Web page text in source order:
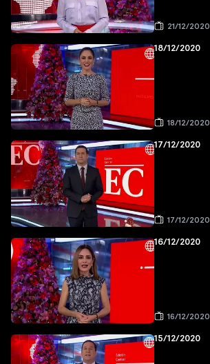
21/12/2020
18/12/2020
18/12/2020
17/12/2020
17/12/2020
16/12/2020
16/12/2020
15/12/2020